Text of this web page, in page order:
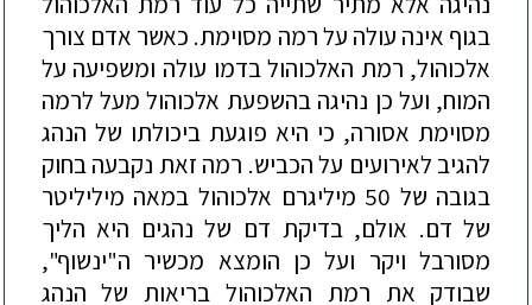
בגוף אינה עולה על רמה מסוימת. כאשר אדם צורך
אלכוהול, רמת האלכוהול בדמו עולה ומשפיעה על
המוח, ועל כן נהיגה בהשפעת אלכוהול מעל לרמה
מסוימת אסורה, כי היא פוגעת ביכולתו של הנהג
להגיב לאירועים על הכביש. רמה זאת נקבעה בחוק
בגובה של 50 מיליגרם אלכוהול במאה מיליליטר
של דם. אולם, בדיקת דם של נהגים היא הליך
מסורבל ויקר ועל כן הומצא מכשיר ה"ינשוף",
שבודק את רמת האלכוהול בריאות של הנהג